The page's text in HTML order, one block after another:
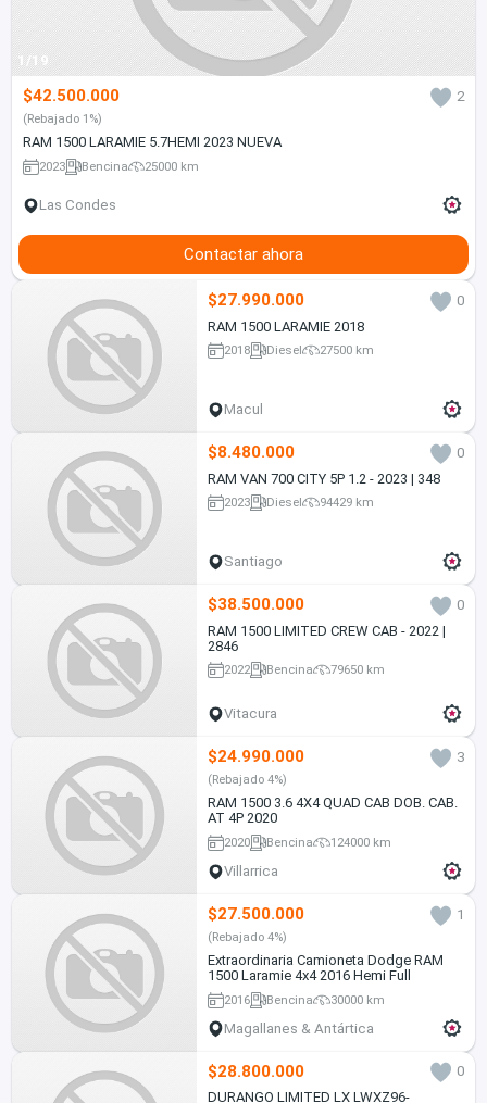
1/19
$42.500.000 2
(Rebajado 1%)
RAM 1500 LARAMIE 5.7HEMI 2023 NUEVA
2023 Bencina 25000 km
Las Condes
Contactar ahora
$27.990.000
0
RAM 1500 LARAMIE 2018
2018 Diesel 27500 km
Macul
$8.480.000
0
RAM VAN 700 CITY 5P 1.2 - 2023 | 348
2023 Diesel 94429 km
Santiago
$38.500.000
0
RAM 1500 LIMITED CREW CAB - 2022 |
2846
2022 Bencina 79650 km
Vitacura
$24.990.000 3
(Rebajado 4%)
RAM 1500 3.6 4X4 QUAD CAB DOB. CAB.
AT 4P 2020
2020 Bencina 124000 km
Villarrica
$27.500.000 1
(Rebajado 4%)
Extraordinaria Camioneta Dodge RAM
1500 Laramie 4x4 2016 Hemi Full
2016 Bencina 30000 km
Magallanes & Antártica
$28.800.000
0
DURANGO LIMITED LX LWXZ96-